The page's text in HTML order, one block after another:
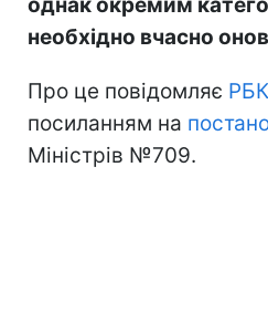
необхідно вчасно
Про це повідомляє
посиланням на
Міністрів №709.